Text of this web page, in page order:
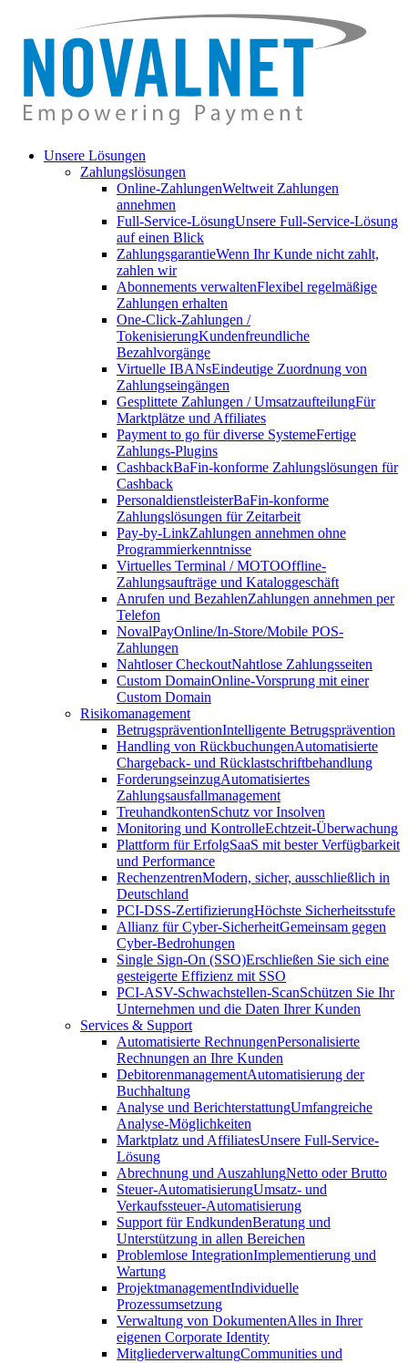
Unsere Lösungen
Zahlungslösungen
Online-ZahlungenWeltweit Zahlungen
annehmen
Full-Service-LösungUnsere Full-Service-Lösung
auf einen Blick
ZahlungsgarantieWenn Ihr Kunde nicht zahlt,
zahlen wir
Abonnements verwaltenFlexibel regelmäßige
Zahlungen erhalten
One-Click-Zahlungen /
TokenisierungKundenfreundliche
Bezahlvorgänge
Virtuelle IBANsEindeutige Zuordnung von
Zahlungseingängen
Gesplittete Zahlungen / UmsatzaufteilungFür
Marktplätze und Affiliates
Payment to go für diverse SystemeFertige
Zahlungs-Plugins
CashbackBaFin-konforme Zahlungslösungen für
Cashback
PersonaldienstleisterBaFin-konforme
Zahlungslösungen für Zeitarbeit
Pay-by-LinkZahlungen annehmen ohne
Programmierkenntnisse
Virtuelles Terminal / MOTOOffline-
Zahlungsaufträge und Kataloggeschäft
Anrufen und BezahlenZahlungen annehmen per
Telefon
NovalPayOnline/In-Store/Mobile POS-
Zahlungen
Nahtloser CheckoutNahtlose Zahlungsseiten
Custom DomainOnline-Vorsprung mit einer
Custom Domain
Risikomanagement
BetrugspräventionIntelligente Betrugsprävention
Handling von RückbuchungenAutomatisierte
Chargeback- und Rücklastschriftbehandlung
ForderungseinzugAutomatisiertes
Zahlungsausfallmanagement
TreuhandkontenSchutz vor Insolven
Monitoring und KontrolleEchtzeit-Überwachung
Plattform für ErfolgSaaS mit bester Verfügbarkeit
und Performance
RechenzentrenModern, sicher, ausschließlich in
Deutschland
PCI-DSS-ZertifizierungHöchste Sicherheitsstufe
Allianz für Cyber-SicherheitGemeinsam gegen
Cyber-Bedrohungen
Single Sign-On (SSO)Erschließen Sie sich eine
gesteigerte Effizienz mit SSO
PCI-ASV-Schwachstellen-ScanSchützen Sie Ihr
Unternehmen und die Daten Ihrer Kunden
Services & Support
Automatisierte RechnungenPersonalisierte
Rechnungen an Ihre Kunden
DebitorenmanagementAutomatisierung der
Buchhaltung
Analyse und BerichterstattungUmfangreiche
Analyse-Möglichkeiten
Marktplatz und AffiliatesUnsere Full-Service-
Lösung
Abrechnung und AuszahlungNetto oder Brutto
Steuer-AutomatisierungUmsatz- und
Verkaufssteuer-Automatisierung
Support für EndkundenBeratung und
Unterstützung in allen Bereichen
Problemlose IntegrationImplementierung und
Wartung
ProjektmanagementIndividuelle
Prozessumsetzung
Verwaltung von DokumentenAlles in Ihrer
eigenen Corporate Identity
MitgliederverwaltungCommunities und